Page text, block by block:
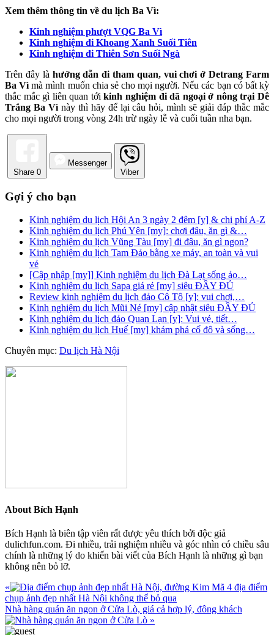
Xem thêm thông tin về du lịch Ba Vì:
Kinh nghiệm phượt VQG Ba Vì
Kinh nghiệm đi Khoang Xanh Suối Tiên
Kinh nghiệm đi Thiên Sơn Suối Ngà
Trên đây là hướng dẫn đi tham quan, vui chơi ở Detrang Farm
Ba Vì mà mình muốn chia sẻ cho mọi người. Nếu các bạn có bất kỳ
thắc mắc gì liên quan tớikinh nghiệm đi dã ngoại ở nông trại Dê
Trắng Ba Vìnày thì hãy để lại câu hỏi, mình sẽ giải đáp thắc mắc
cho mọi người trong vòng 24h trừ ngày lễ và cuối tuần nha bạn.
Share 0
Messenger
Viber
Gợi ý cho bạn
Kinh nghiệm du lịch Hội An 3 ngày 2 đêm [y] & chi phí A-Z
Kinh nghiệm du lịch Phú Yên [my]: chơi đâu, ăn gì &…
Kinh nghiệm du lịch Vũng Tàu [my] đi đâu, ăn gì ngon?
Kinh nghiệm du lịch Tam Đảo bằng xe máy, an toàn và vui
vẻ
[Cập nhập [my]] Kinh nghiệm du lịch Đà Lạt sống ảo…
Kinh nghiệm du lịch Sapa giá rẻ [my] siêu ĐẦY ĐỦ
Review kinh nghiệm du lịch đảo Cô Tô [y]: vui chơi,…
Kinh nghiệm du lịch Mũi Né [my] cập nhật siêu ĐẦY ĐỦ
Kinh nghiệm du lịch đảo Quan Lạn [y]: Vui vẻ, tiết…
Kinh nghiệm du lịch Huế [my] khám phá cố đô và sống…
Chuyên mục: Du lịch Hà Nội
About Bích Hạnh
Bích Hạnh là biên tập viên rất được yêu thích bởi độc giả
dulichfun.com. Đi nhiều, trải nghiệm nhiều và góc nhìn có chiều sâu
chính là những lý do khiến bài viết của Bích Hạnh là những gì bạn
không nên bỏ lỡ.
Previous
Post:
«
4 địa điểm
chụp ảnh đẹp nhất Hà Nội không thể bỏ qua
Next
Post:
Nhà hàng quán ăn ngon ở Cửa Lò, giá cả hợp lý, đông khách
»